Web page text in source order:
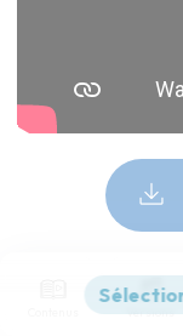
Versions